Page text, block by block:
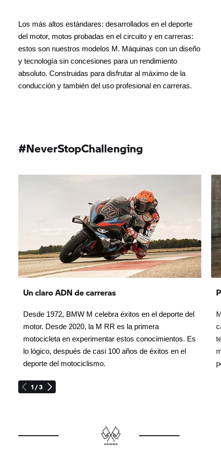
Los más altos estándares: desarrollados en el deporte
del motor, motos probadas en el circuito y en carreras:
estos son nuestros modelos M. Máquinas con un diseño
y tecnología sin concesiones para un rendimiento
absoluto. Construidas para disfrutaral máximo de la
conducción y también del uso profesional en carreras.
#NeverStopChallenging
1 / 3
Un claro ADN de carreras
Desde 1972, BMW M celebra éxitos en el deporte del
motor. Desde 2020, la M RR es la primera
motocicleta en experimentar estos conocimientos. Es
lo lógico, después de casi 100 años de éxitos en el
deporte del motociclismo.